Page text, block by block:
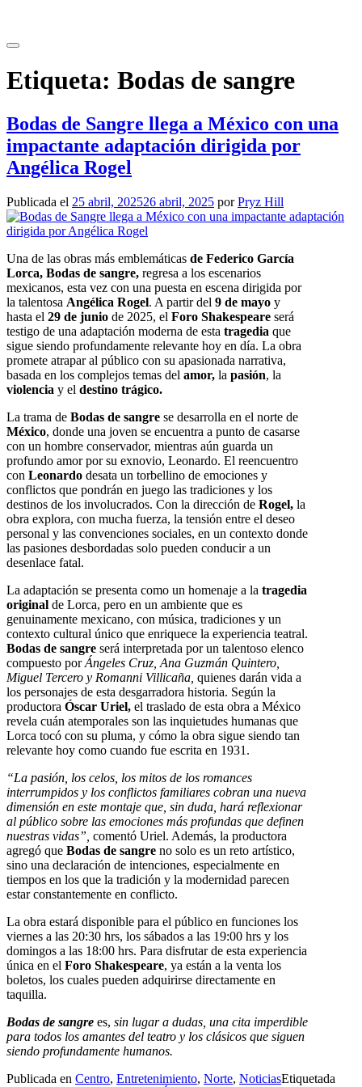
contenido
Etiqueta: Bodas de sangre
Bodas de Sangre llega a México con una
impactante adaptación dirigida por
Angélica Rogel
Publicada el 25 abril, 202526 abril, 2025 porPryz Hill
Una de las obras más emblemáticas de Federico García
Lorca, Bodas de sangre, regresa a los escenarios
mexicanos, esta vez con una puesta en escena dirigida por
la talentosa Angélica Rogel. A partir del 9 de mayo y
hasta el 29 de junio de 2025, el Foro Shakespeare será
testigo de una adaptación moderna de esta tragedia que
sigue siendo profundamente relevante hoy en día. La obra
promete atrapar al público con su apasionada narrativa,
basada en los complejos temas del amor, la pasión, la
violencia y el destino trágico.
La trama de Bodas de sangre se desarrolla en el norte de
México, donde una joven se encuentra a punto de casarse
con un hombre conservador, mientras aún guarda un
profundo amor por su exnovio, Leonardo. El reencuentro
con Leonardo desata un torbellino de emociones y
conflictos que pondrán en juego las tradiciones y los
destinos de los involucrados. Con la dirección de Rogel, la
obra explora, con mucha fuerza, la tensión entre el deseo
personal y las convenciones sociales, en un contexto donde
las pasiones desbordadas solo pueden conducir a un
desenlace fatal.
La adaptación se presenta como un homenaje a la tragedia
original de Lorca, pero en un ambiente que es
genuinamente mexicano, con música, tradiciones y un
contexto cultural único que enriquece la experiencia teatral.
Bodas de sangre será interpretada por un talentoso elenco
compuesto porÁngeles Cruz, Ana Guzmán Quintero,
Miguel Tercero y Romanni Villicaña, quienes darán vida a
los personajes de esta desgarradora historia. Según la
productora Óscar Uriel, el traslado de esta obra a México
revela cuán atemporales son las inquietudes humanas que
Lorca tocó con su pluma, y cómo la obra sigue siendo tan
relevante hoy como cuando fue escrita en 1931.
“La pasión, los celos, los mitos de los romances
interrumpidos y los conflictos familiares cobran una nueva
dimensión en este montaje que, sin duda, hará reflexionar
al público sobre las emociones más profundas que definen
nuestras vidas”, comentó Uriel. Además, la productora
agregó que Bodas de sangre no solo es un reto artístico,
sino una declaración de intenciones, especialmente en
tiempos en los que la tradición y la modernidad parecen
estar constantemente en conflicto.
La obra estará disponible para el público en funciones los
viernes a las 20:30 hrs, los sábados a las 19:00 hrs y los
domingos a las 18:00 hrs. Para disfrutar de esta experiencia
única en el Foro Shakespeare, ya están a la venta los
boletos, los cuales pueden adquirirse directamente en
taquilla.
Bodas de sangre es, sin lugar a dudas, una cita imperdible
para todos los amantes del teatro y los clásicos que siguen
siendo profundamente humanos.
Publicada en Centro, Entretenimiento, Norte, NoticiasEtiquetada